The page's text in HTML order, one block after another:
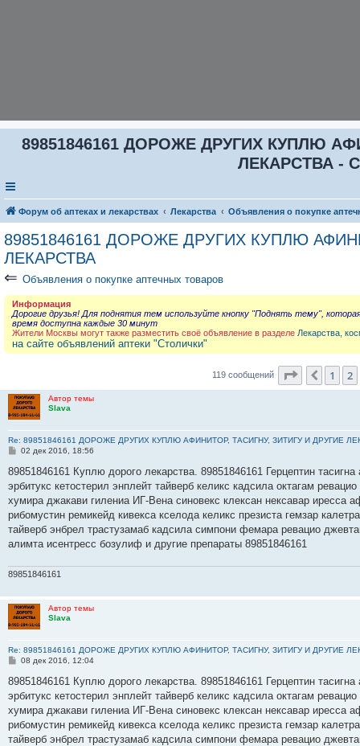
89851846161 ДОРОЖЕ ДРУГИХ КУПЛЮ
ЛЕКАРСТВА -
Форум об аптеках и лекарствах Лекарства Объявления о покупке
89851846161 ДОРОЖЕ ДРУГИХ КУПЛЮ
ЛЕКАРСТВА
⇐ Объявления о покупке аптечных товаров
Информация
Дорогие друзья! Для поднятия тем используйте кнопку "Поднять тему",
время доступна каждые 30 минут
Жители Москвы могут также разместить своё объявление в разделе Лекарства,
на сайте объявлений аптеки "Столички"
119 сообщений Страница3
Пред.
1 2
Автор темы
Slava
Re: 89851846161 ДОРОЖЕ ДРУГИХ КУПЛЮ АФИНИТОР, ТАСИГНУ, ЗИТИГУ И ДРУГИЕ
С
о
щ
е
и
е
02 дек 2016, 18:56
89851846161 Куплю дорого лекарства. 89851846161 Герцептин
эрбитукс кетостерил энплейт тайверб келикс кадсила октагам
хумира джакави гилениа ИГ-Вена синовекс клексан нексавар иресса
рибомустин ремикейд кивекса кселода келикс презиста гемзар
тайверб энбрел трастузамаб кадсила симпони фемара ревацио
алимта исентресс бозулиф и другие препараты 89851846161
89851846161
Автор темы
Slava
Re: 89851846161 ДОРОЖЕ ДРУГИХ КУПЛЮ АФИНИТОР, ТАСИГНУ, ЗИТИГУ И ДРУГИЕ
С
о
щ
е
и
е
08 дек 2016, 12:04
89851846161 Куплю дорого лекарства. 89851846161 Герцептин
эрбитукс кетостерил энплейт тайверб келикс кадсила октагам
хумира джакави гилениа ИГ-Вена синовекс клексан нексавар иресса
рибомустин ремикейд кивекса кселода келикс презиста гемзар
тайверб энбрел трастузамаб кадсила симпони фемара ревацио